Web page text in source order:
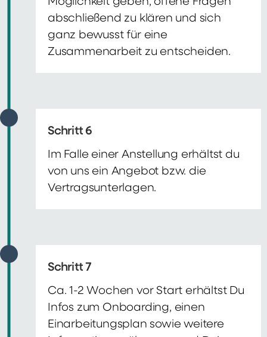
abschließend zu klären und sich
ganz bewusst für eine
Zusammenarbeit zu entscheiden.
Schritt 6
Im Falle einer Anstellung erhältst du
von uns ein Angebot bzw. die
Vertragsunterlagen.
Schritt 7
Ca. 1-2 Wochen vor Start erhältst Du
Infos zum Onboarding, einen
Einarbeitungsplan sowie weitere